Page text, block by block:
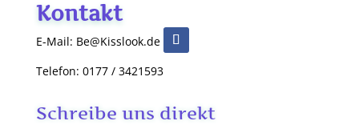
Kontakt
E-Mail: Be@Kisslook.de
Telefon: 0177 / 3421593
Schreibe uns direkt